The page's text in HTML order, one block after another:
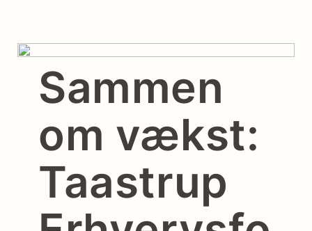
Sammen
om vækst:
Taastrup